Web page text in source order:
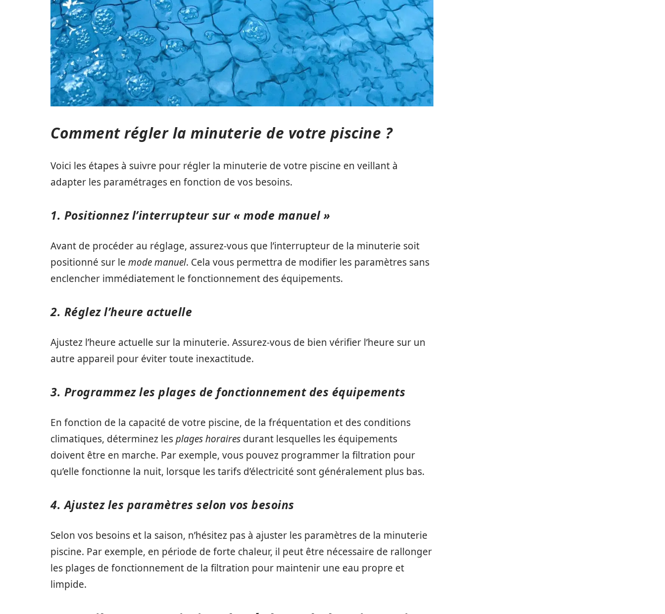
Comment régler la minuterie de votre piscine ?
Voici les étapes à suivre pour régler la minuterie de votre piscine en veillant à
adapter les paramétrages en fonction de vos besoins.
1. Positionnez l’interrupteur sur « mode manuel »
Avant de procéder au réglage, assurez-vous que l’interrupteur de la minuterie soit
positionné sur le mode manuel. Cela vous permettra de modifier les paramètres sans
enclencher immédiatement le fonctionnement des équipements.
2. Réglez l’heure actuelle
Ajustez l’heure actuelle sur la minuterie. Assurez-vous de bien vérifier l’heure sur un
autre appareil pour éviter toute inexactitude.
3. Programmez les plages de fonctionnement des équipements
En fonction de la capacité de votre piscine, de la fréquentation et des conditions
climatiques, déterminez lesplages horaires durant lesquelles les équipements
doivent être en marche. Par exemple, vous pouvez programmer la filtration pour
qu’elle fonctionne la nuit, lorsque les tarifs d’électricité sont généralement plus bas.
4. Ajustez les paramètres selon vos besoins
Selon vos besoins et la saison, n’hésitez pas à ajuster les paramètres de la minuterie
piscine. Par exemple, en période de forte chaleur, il peut être nécessaire de rallonger
les plages de fonctionnement de la filtration pour maintenir une eau propre et
limpide.